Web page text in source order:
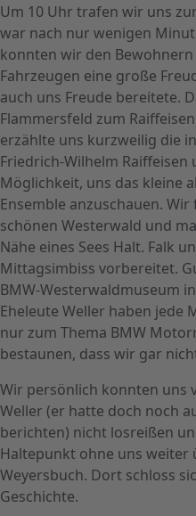
Um 10 Uhr trafen wir uns
war nach nur wenigen
konnten wir den
Fahrzeugen eine große
auch uns Freude bereitete.
Flammersfeld zum
erzählte uns kurzweilig die
Friedrich-Wilhelm
Möglichkeit, uns das kleine
Ensemble anzuschauen.
schönen Westerwald und
Nähe eines Sees Halt. Falk
Mittagsimbiss vorbereitet.
BMW-Westerwaldmuseum
Eheleute Weller haben jede
nur zum Thema BMW
bestaunen, dass wir gar
Wir persönlich konnten uns
Weller (er hatte doch noch
berichten) nicht losreißen
Haltepunkt ohne uns weiter
Weyersbuch. Dort schloss
Geschichte.